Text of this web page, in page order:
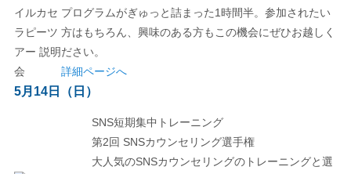
プログラムがぎゅっと詰まった1時間半。参加されたい
方はもちろん、興味のある方もこの機会にぜひお越しく
ださい。
詳細ページへ
5月14日（日）
SNS短期集中トレーニング
第2回 SNSカウンセリング選手権
大人気のSNSカウンセリングのトレーニングと選